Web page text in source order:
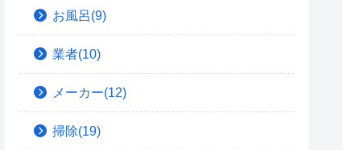
お風呂(9)
業者(10)
メーカー(12)
掃除(19)